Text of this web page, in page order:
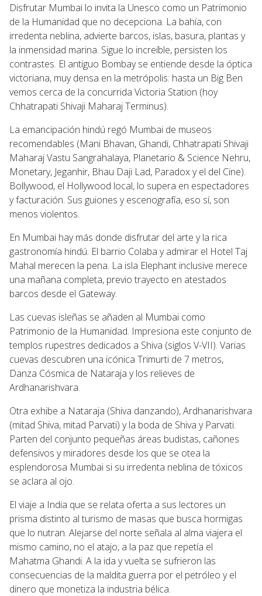
Disfrutar Mumbai lo invita la Unesco como un Patrimonio
de la Humanidad que no decepciona. La bahía, con
irredenta neblina, advierte barcos, islas, basura, plantas y
la inmensidad marina. Sigue lo increíble, persisten los
contrastes. El antiguo Bombay se entiende desde la óptica
victoriana, muy densa en la metrópolis: hasta un Big Ben
vemos cerca de la concurrida Victoria Station (hoy
Chhatrapati Shivaji Maharaj Terminus).
La emancipación hindú regó Mumbai de museos
recomendables (Mani Bhavan, Ghandi, Chhatrapati Shivaji
Maharaj Vastu Sangrahalaya, Planetario & Science Nehru,
Monetary, Jeganhir, Bhau Daji Lad, Paradox y el del Cine).
Bollywood, el Hollywood local, lo supera en espectadores
y facturación. Sus guiones y escenografía, eso sí, son
menos violentos.
En Mumbai hay más donde disfrutar del arte y la rica
gastronomía hindú. El barrio Colaba y admirar el Hotel Taj
Mahal merecen la pena. La isla Elephant inclusive merece
una mañana completa, previo trayecto en atestados
barcos desde el Gateway.
Las cuevas isleñas se añaden al Mumbai como
Patrimonio de la Humanidad. Impresiona este conjunto de
templos rupestres dedicados a Shiva (siglos V-VII). Varias
cuevas descubren una icónica Trimurti de 7 metros,
Danza Cósmica de Nataraja y los relieves de
Ardhanarishvara.
Otra exhibe a Nataraja (Shiva danzando), Ardhanarishvara
(mitad Shiva, mitad Parvati) y la boda de Shiva y Parvati.
Parten del conjunto pequeñas áreas budistas, cañones
defensivos y miradores desde los que se otea la
esplendorosa Mumbai si su irredenta neblina de tóxicos
se aclara al ojo.
El viaje a India que se relata oferta a sus lectores un
prisma distinto al turismo de masas que busca hormigas
que lo nutran. Alejarse del norte señala al alma viajera el
mismo camino, no el atajo, a la paz que repetía el
Mahatma Ghandi. A la ida y vuelta se sufrieron las
consecuencias de la maldita guerra por el petróleo y el
dinero que monetiza la industria bélica.